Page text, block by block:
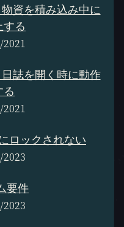
資を積み込み中に
る
2021
誌を開く時に動作
2021
ロックされない
2023
要件
2023